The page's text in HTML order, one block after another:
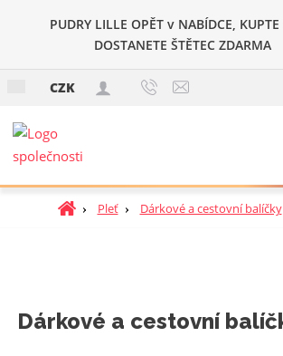
PUDRY LILLE OPĚT v NABÍDCE,
DOSTANETE ŠTĚTEC ZDARMA
CZK
Ú
s
Pleť Dárkové a cestovní balíčky
Dárkové a cestovní